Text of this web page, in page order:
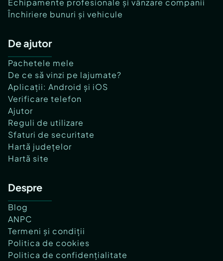
Echipamente profesionale și vânzare companii
Închiriere bunuri și vehicule
De ajutor
Pachetele mele
De ce să vinzi pe lajumate?
Aplicații: Android și iOS
Verificare telefon
Ajutor
Reguli de utilizare
Sfaturi de securitate
Hartă județelor
Hartă site
Despre
Blog
ANPC
Termeni și condiții
Politica de cookies
Politica de confidențialitate